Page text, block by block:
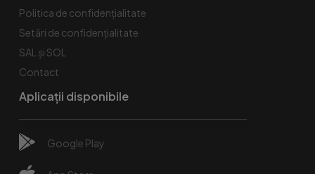
Politica de confidențialitate
Setări de confidențialitate
SAL și SOL
Contact
Aplicații disponibile
Google Play